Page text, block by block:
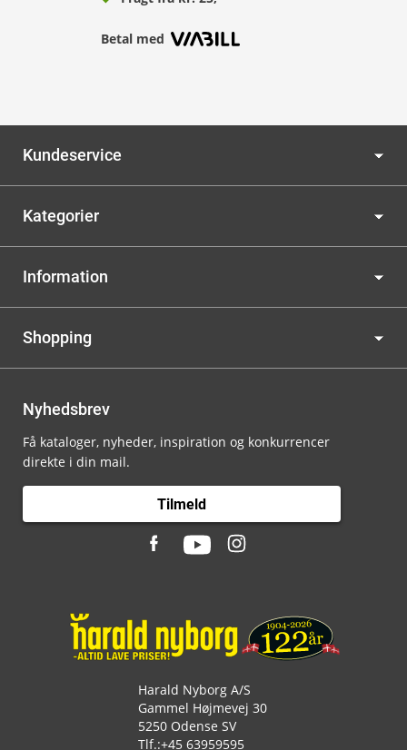
Betal med
Kundeservice
Kategorier
Information
Shopping
Nyhedsbrev
Få kataloger, nyheder, inspiration og konkurrencer
direkte i din mail.
Tilmeld
Harald Nyborg A/S
Gammel Højmevej 30
5250 Odense SV
Tlf.:+45 63959595